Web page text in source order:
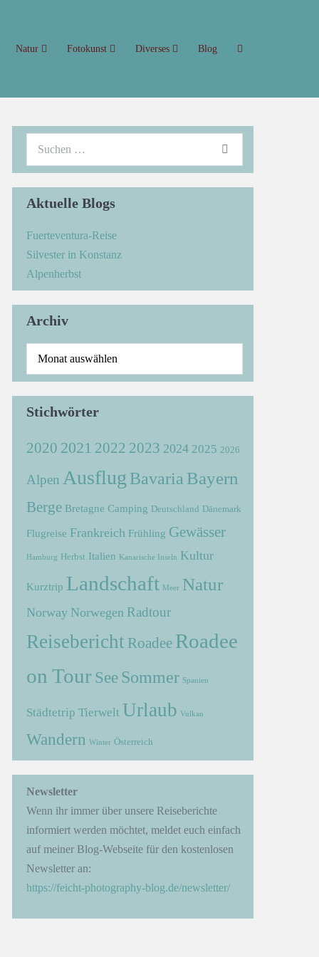
Natur Fotokunst Diverses Blog
Aktuelle Blogs
Fuerteventura-Reise
Silvester in Konstanz
Alpenherbst
Archiv
Stichwörter
2020 2021 2022 2023 2024 2025 2026
Alpen Ausflug Bavaria Bayern
Berge Bretagne Camping Deutschland Dänemark
Flugreise Frankreich Frühling Gewässer
Hamburg Herbst Italien Kanarische Inseln Kultur
Kurztrip Landschaft Meer Natur
Norway Norwegen Radtour
Reisebericht Roadee Roadee
on Tour See Sommer Spanien
Städtetrip Tierwelt Urlaub Vulkan
Wandern Winter Österreich
Newsletter
Wenn ihr immer über unsere Reiseberichte
informiert werden möchtet, meldet euch einfach
auf meiner Blog-Webseite für den kostenlosen
Newsletter an:
https://feicht-photography-blog.de/newsletter/